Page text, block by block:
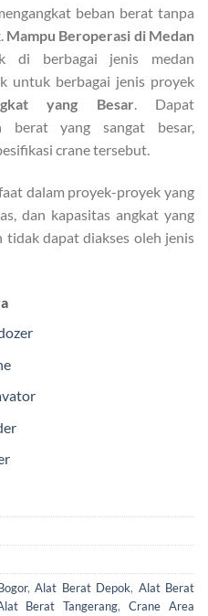
beban berat tanpa
Mampu Beroperasi di Medan
di berbagai jenis medan
untuk berbagai jenis proyek
yang Besar. Dapat
berat yang sangat besar,
crane tersebut.
dalam proyek-proyek yang
dan kapasitas angkat yang
tidak dapat diakses oleh jenis
,Alat Berat Depok, Alat Berat
Berat Tangerang,Crane Area